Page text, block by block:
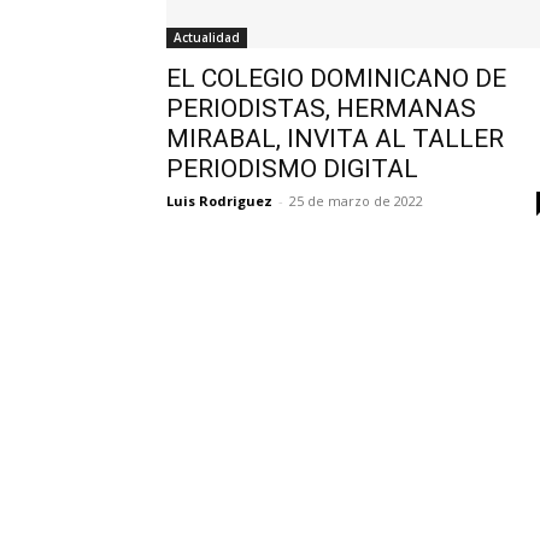
Actualidad
EL COLEGIO DOMINICANO DE
PERIODISTAS, HERMANAS
MIRABAL, INVITA AL TALLER
PERIODISMO DIGITAL
Luis Rodriguez - 25 de marzo de 2022